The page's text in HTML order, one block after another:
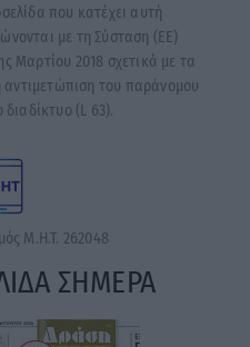
που κατέχει αυτή
με τη Σύσταση (ΕΕ)
Μαρτίου 2018 σχετικά με τα
αντιμετώπιση του παράνομου
διαδίκτυο (L 63).
Μ.Η.Τ. 262048
ΣΗΜΕΡΑ